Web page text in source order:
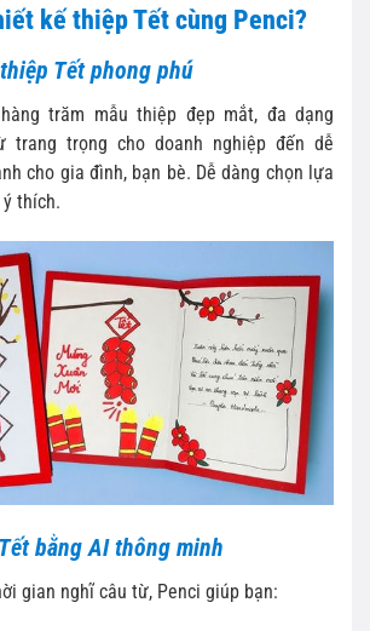
kế thiệp Tết cùng Penci?
Tết phong phú
trăm mẫu thiệp đẹp mắt, đa dạng
trang trọng cho doanh nghiệp đến dễ
cho gia đình, bạn bè. Dễ dàng chọn lựa
thích.
bằng AI thông minh
gian nghĩ câu từ, Penci giúp bạn: